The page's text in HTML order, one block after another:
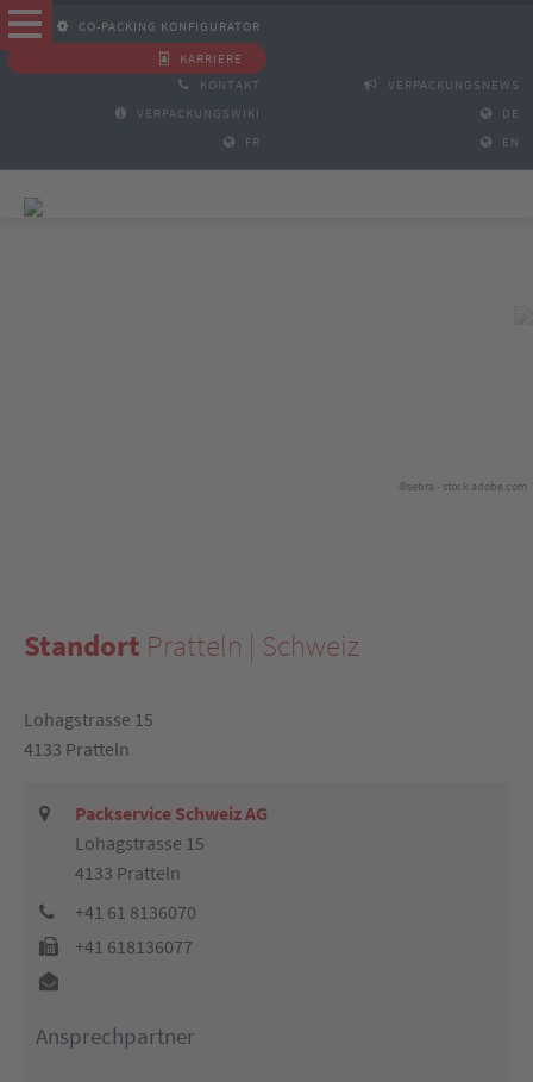
CO-PACKING KONFIGURATOR
KARRIERE
KONTAKT
VERPACKUNGSNEWS
VERPACKUNGSWIKI
DE
FR
EN
©sebra - stock.adobe.com
Standort Pratteln | Schweiz
Lohagstrasse 15
4133 Pratteln
Packservice Schweiz AG
Lohagstrasse 15
4133 Pratteln
+41 61 8136070
+41 618136077
Ansprechpartner